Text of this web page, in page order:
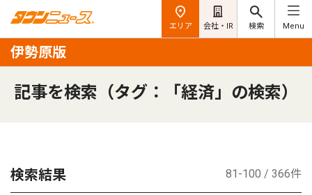
エリア 会社・IR 検索 Menu
伊勢原版
記事を検索（タグ：「経済」の検索）
検索結果 81-100 / 366件